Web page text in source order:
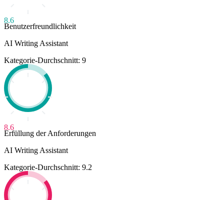
8.6
Benutzerfreundlichkeit
AI Writing Assistant
Kategorie-Durchschnitt: 9
8.6
Erfüllung der Anforderungen
AI Writing Assistant
Kategorie-Durchschnitt: 9.2